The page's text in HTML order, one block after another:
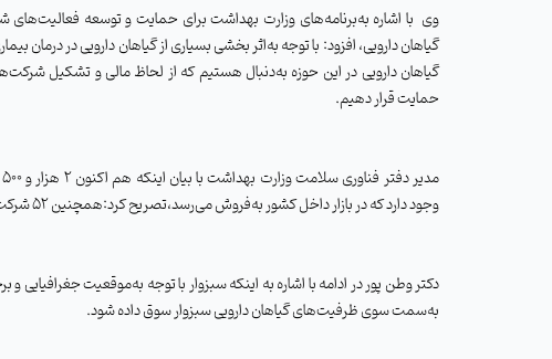
وی با اشاره به‌برنامه‌های وزارت بهداشت برای حمایت و توسعه
گیاهان دارویی، افزود: با توجه به‌اثر بخشی بسیاری از گیاهان دارویی در درمان
گیاهان دارویی در این حوزه به‌دنبال هستیم که از لحاظ مالی و تشکیل
حمایت قرار دهیم.
مدیر دفتر فناوری سلامت وزارت بهداشت با بیان اینکه
وجود دارد که در بازار داخل کشور به‌فروش می‌رسد،تصریح کرد:همچنین 52 شرکت دانش بنیان به‌جایگاه صادراتی رسیده‌اند و میزان فروش این شرکت‌ها در سال گذشته حدود 70 میلیون دلار بوده است.
دکتر وطن پور در ادامه با اشاره به اینکه سبزوار با توجه به‌موقعیت
به‌سمت سوی ظرفیت‌های گیاهان دارویی سبزوار سوق داده شود.